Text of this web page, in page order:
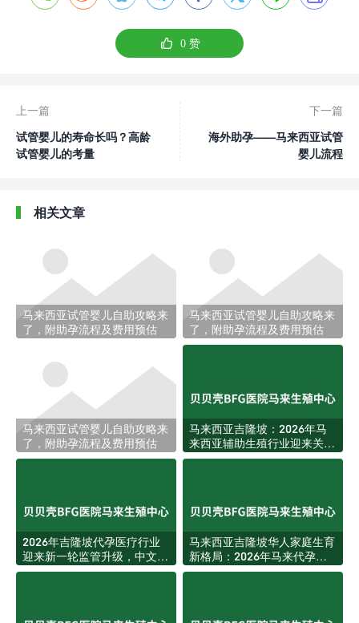
 0赞
上一篇
试管婴儿的寿命长吗？高龄
试管婴儿的考量
下一篇
海外助孕——马来西亚试管
婴儿流程
相关文章
马来西亚试管婴儿自助攻略来
了，附助孕流程及费用预估
马来西亚试管婴儿自助攻略来
了，附助孕流程及费用预估
马来西亚试管婴儿自助攻略来
了，附助孕流程及费用预估
马来西亚吉隆坡：2026年马
来西亚辅助生殖行业迎来关键
里程碑，BFG医院成为区域标
2026年吉隆坡代孕医疗行业
迎来新一轮监管升级，中文家
庭获客环境更加透明规范
马来西亚吉隆坡华人家庭生育
新格局：2026年马来代孕服
务迎来结构性升级